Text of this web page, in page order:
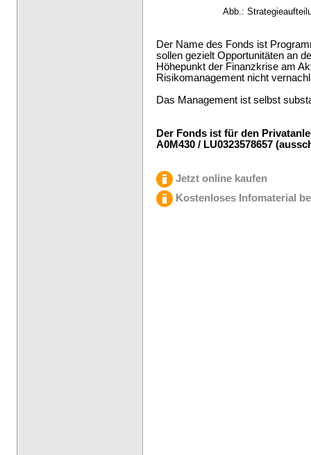
Abb.:
Der Name des Fonds ist
sollen gezielt Opportunitäten an
Höhepunkt der Finanzkrise am
Risikomanagement nicht
Das Management ist selbst
Der Fonds ist für den
A0M430 / LU0323578657
Jetzt online kaufen
Kostenloses Infomaterial